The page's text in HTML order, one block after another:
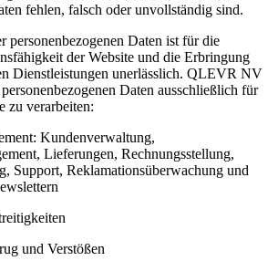
fehlen, falsch oder unvollständig sind.
personenbezogenen Daten ist für die
der Website und die Erbringung
Dienstleistungen unerlässlich. QLEVR NV
Daten ausschließlich für
zu verarbeiten:
Kundenverwaltung,
Lieferungen, Rechnungsstellung,
Support, Reklamationsüberwachung und
und Verstößen